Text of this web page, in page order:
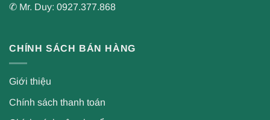
✆ Mr. Duy: 0927.377.868
CHÍNH SÁCH BÁN HÀNG
Giới thiệu
Chính sách thanh toán